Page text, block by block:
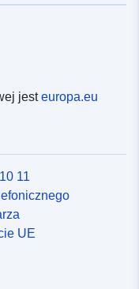
jesteuropa.eu
11
UE